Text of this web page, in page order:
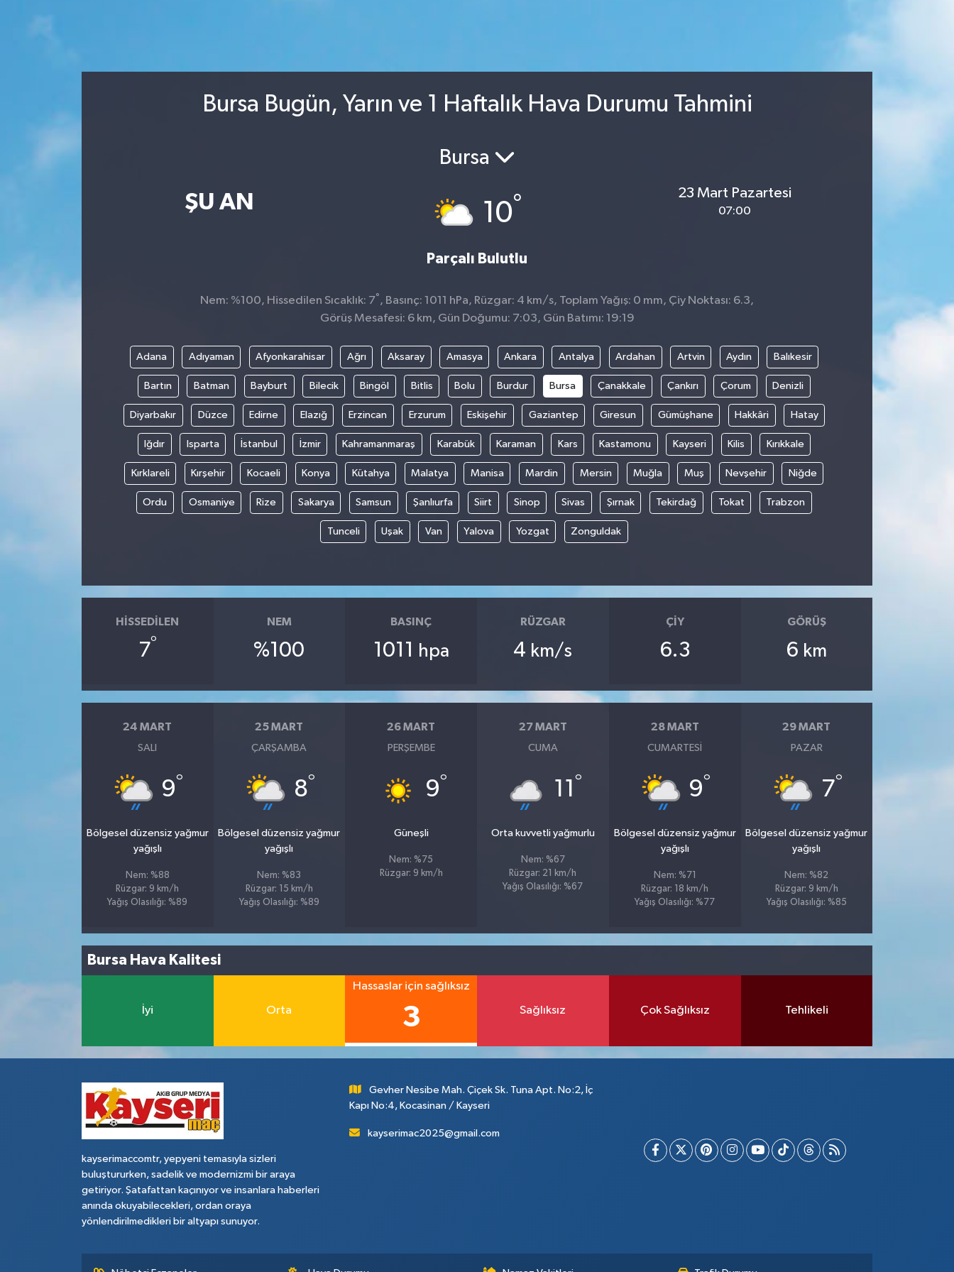
Bursa Bugün, Yarın ve 1 Haftalık Hava Durumu Tahmini
ŞU AN
Bursa
10°
Parçalı Bulutlu
23 Mart Pazartesi
07:00
Nem: %100, Hissedilen Sıcaklık: 7° , Basınç: 1011 hPa, Rüzgar: 4 km/s, Toplam Yağış: 0 mm, Çiy Noktası: 6.3,
Görüş Mesafesi: 6 km, Gün Doğumu: 7:03, Gün Batımı: 19:19
Adana Adıyaman Afyonkarahisar Ağrı Aksaray Amasya Ankara Antalya Ardahan Artvin Aydın Balıkesir
Bartın Batman Bayburt Bilecik Bingöl Bitlis Bolu Burdur Bursa Çanakkale Çankırı Çorum Denizli
Diyarbakır Düzce Edirne Elazığ Erzincan Erzurum Eskişehir Gaziantep Giresun Gümüşhane Hakkâri Hatay
Iğdır Isparta İstanbul İzmir Kahramanmaraş Karabük Karaman Kars Kastamonu Kayseri Kilis Kırıkkale
Kırklareli Kırşehir Kocaeli Konya Kütahya Malatya Manisa Mardin Mersin Muğla Muş Nevşehir Niğde
Ordu Osmaniye Rize Sakarya Samsun Şanlıurfa Siirt Sinop Sivas Şırnak Tekirdağ Tokat Trabzon
Tunceli Uşak Van Yalova Yozgat Zonguldak
HISSEDILEN
7°
NEM
%100
BASINÇ
1011 hpa
RÜZGAR
4 km/s
ÇIY
6.3
GÖRÜŞ
6 km
24 MART
SALI
9°
Bölgesel düzensiz yağmur
yağışlı
Nem: %88
Rüzgar: 9 km/h
Yağış Olasılığı: %89
25 MART
ÇARŞAMBA
8°
Bölgesel düzensiz yağmur
yağışlı
Nem: %83
Rüzgar: 15 km/h
Yağış Olasılığı: %89
26 MART
PERŞEMBE
9°
Güneşli
Nem: %75
Rüzgar: 9 km/h
27 MART
CUMA
11 °
Orta kuvvetli yağmurlu
Nem: %67
Rüzgar: 21 km/h
Yağış Olasılığı: %67
28 MART
CUMARTESI
9°
Bölgesel düzensiz yağmur
yağışlı
Nem: %71
Rüzgar: 18 km/h
Yağış Olasılığı: %77
29 MART
PAZAR
7°
Bölgesel düzensiz yağmur
yağışlı
Nem: %82
Rüzgar: 9 km/h
Yağış Olasılığı: %85
Bursa Hava Kalitesi
İyi Orta
Hassaslar için sağlıksız
3 Sağlıksız Çok Sağlıksız Tehlikeli
kayserimaccomtr, yepyeni temasıyla sizleri
buluştururken, sadelik ve modernizmi bir araya
getiriyor. Şatafattan kaçınıyor ve insanlara haberleri
anında okuyabilecekleri, ordan oraya
yönlendirilmedikleri bir altyapı sunuyor.
Gevher Nesibe Mah. Çiçek Sk. Tuna Apt. No:2, İç
Kapı No:4, Kocasinan / Kayseri
kayserimac2025@gmail.com